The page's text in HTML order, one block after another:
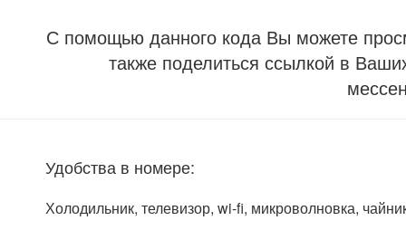
С помощью данного кода Вы можете
также поделиться ссылкой в
Удобства в номере:
Холодильник, телевизор, wi-fi, микроволновка,